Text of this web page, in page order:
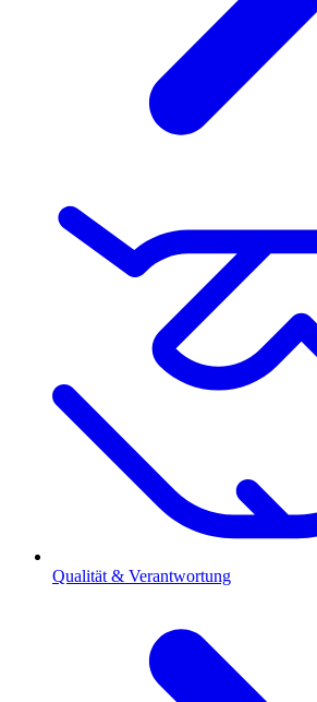
Qualität & Verantwortung